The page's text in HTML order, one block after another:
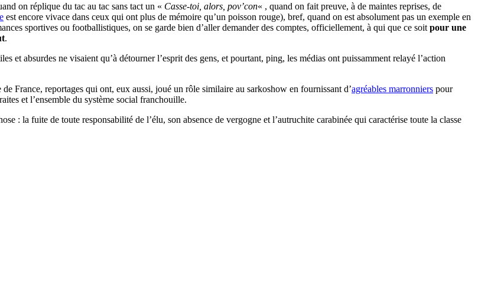
on réplique du tac au tac sans tact un « Casse-toi, alors, pov’con« , quand on fait preuve, à de maintes reprises, de
est encore vivace dans ceux qui ont plus de mémoire qu’un poisson rouge), bref, quand on est absolument pas un exemple en
sportives ou footballistiques, on se garde bien d’aller demander des comptes, officiellement, à qui que ce soit pour une
.
et absurdes ne visaient qu’à détourner l’esprit des gens, et pourtant, ping, les médias ont puissamment relayé l’action
France, reportages qui ont, eux aussi, joué un rôle similaire au sarkoshow en fournissant d’agréables marronniers pour
et l’ensemble du système social franchouille.
: la fuite de toute responsabilité de l’élu, son absence de vergogne et l’autruchite carabinée qui caractérise toute la classe